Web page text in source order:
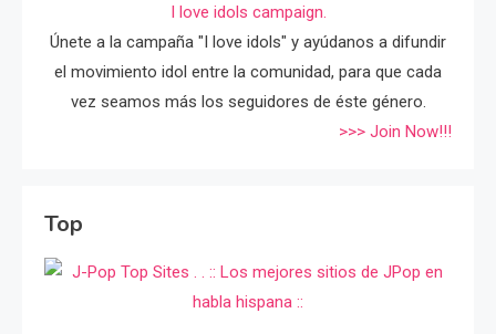
I love idols campaign.
Únete a la campaña "I love idols" y ayúdanos a difundir
el movimiento idol entre la comunidad, para que cada
vez seamos más los seguidores de éste género.
>>> Join Now!!!
Top